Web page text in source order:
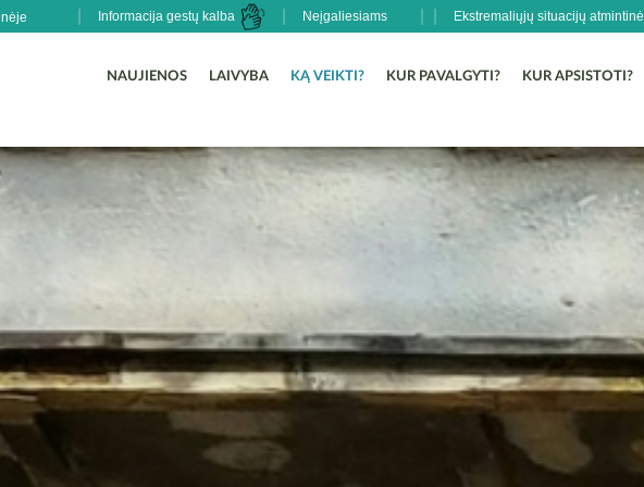
Ekstremaliųjų situacijų atmintinė
Neįgaliesiams
Informacija gestų kalba
NAUJIENOS LAIVYBA KĄ VEIKTI? KUR PAVALGYTI? KUR APSISTOTI?